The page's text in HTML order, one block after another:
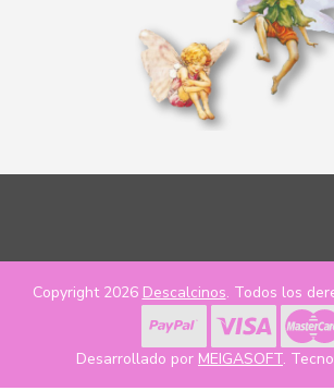
Copyright 2026 Descalcinos. Todos los
Desarrollado por MEIGASOFT.